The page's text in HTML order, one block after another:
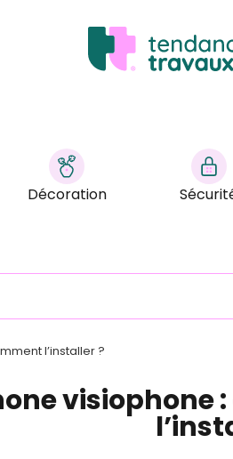
Décoration
l’installer ?
visiophone